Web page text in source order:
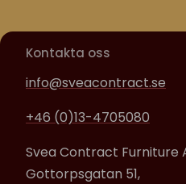
Kontakta oss
info@sveacontract.se
+46 (0)13-4705080
Svea Contract Furniture
Gottorpsgatan 51,